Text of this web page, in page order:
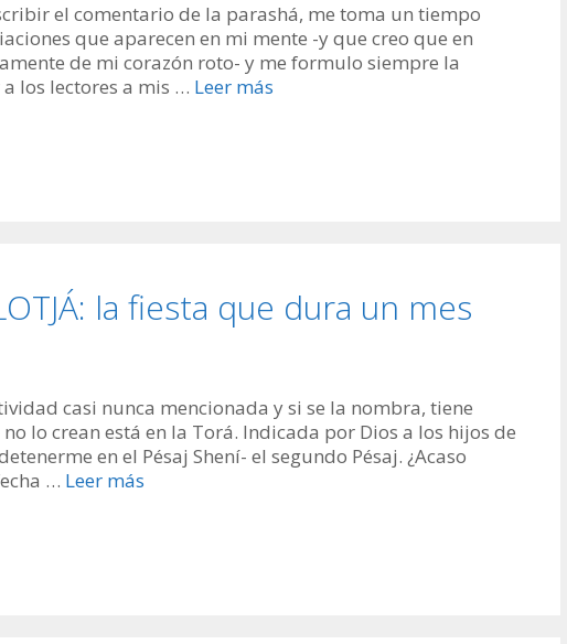
el comentario de la parashá, me toma un tiempo
que aparecen en mi mente -y que creo que en
de mi corazón roto- y me formulo siempre la
los lectores a mis … Leer más
la fiesta que dura un mes
casi nunca mencionada y si se la nombra, tiene
lo crean está en la Torá. Indicada por Dios a los hijos de
en el Pésaj Shení- el segundo Pésaj. ¿Acaso
… Leer más